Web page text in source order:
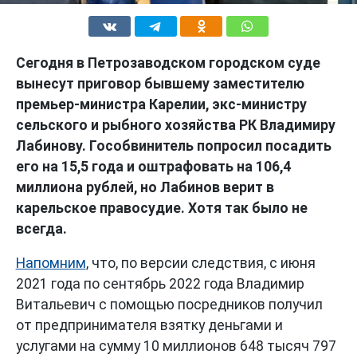
Сегодня в Петрозаводском городском суде
вынесут приговор бывшему заместителю
премьер-министра Карелии, экс-министру
сельского и рыбного хозяйства РК Владимиру
Лабинову. Гособвинитель попросил посадить
его на 15,5 года и оштрафовать на 106,4
миллиона рублей, но Лабинов верит в
карельское правосудие. Хотя так было не
всегда.
Напомним, что, по версии следствия, с июня
2021 года по сентябрь 2022 года Владимир
Витальевич с помощью посредников получил
от предпринимателя взятку деньгами и
услугами на сумму 10 миллионов 648 тысяч 797